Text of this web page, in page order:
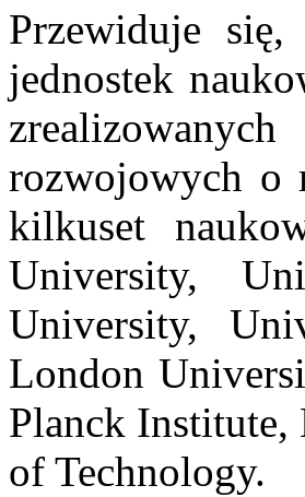
Przewiduje
jednostek
rozwojowych o
kilkuset
University,
University,
London
Planck Institute,
of Technology.